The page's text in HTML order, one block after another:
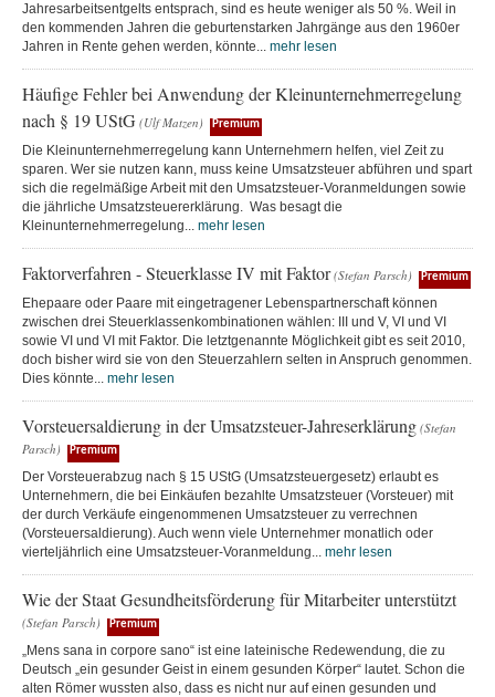
Jahresarbeitsentgelts entsprach, sind es heute weniger als 50 %. Weil in
den kommenden Jahren die geburtenstarken Jahrgänge aus den 1960er
Jahren in Rente gehen werden, könnte... mehr lesen
Häufige Fehler bei Anwendung der Kleinunternehmerregelung
nach § 19 UStG (Ulf Matzen) Premium
Die Kleinunternehmerregelung kann Unternehmern helfen, viel Zeit zu
sparen. Wer sie nutzen kann, muss keine Umsatzsteuer abführen und spart
sich die regelmäßige Arbeit mit den Umsatzsteuer-Voranmeldungen sowie
die jährliche Umsatzsteuererklärung. Was besagt die
Kleinunternehmerregelung... mehr lesen
Faktorverfahren - Steuerklasse IV mit Faktor (Stefan Parsch) Premium
Ehepaare oder Paare mit eingetragener Lebenspartnerschaft können
zwischen drei Steuerklassenkombinationen wählen: III und V, VI und VI
sowie VI und VI mit Faktor. Die letztgenannte Möglichkeit gibt es seit 2010,
doch bisher wird sie von den Steuerzahlern selten in Anspruch genommen.
Dies könnte... mehr lesen
Vorsteuersaldierung in der Umsatzsteuer-Jahreserklärung (Stefan
Parsch)
Premium
Der Vorsteuerabzug nach § 15 UStG (Umsatzsteuergesetz) erlaubt es
Unternehmern, die bei Einkäufen bezahlte Umsatzsteuer (Vorsteuer) mit
der durch Verkäufe eingenommenen Umsatzsteuer zu verrechnen
(Vorsteuersaldierung). Auch wenn viele Unternehmer monatlich oder
vierteljährlich eine Umsatzsteuer-Voranmeldung... mehr lesen
Wie der Staat Gesundheitsförderung für Mitarbeiter unterstützt
(Stefan Parsch) Premium
„Mens sana in corpore sano“ ist eine lateinische Redewendung, die zu
Deutsch „ein gesunder Geist in einem gesunden Körper“ lautet. Schon die
alten Römer wussten also, dass es nicht nur auf einen gesunden und